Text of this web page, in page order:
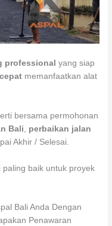
professional yang siap
cepat memanfaatkan alat
bersama permohonan
Bali
perbaikan jalan
Akhir / Selesai.
paling baik untuk proyek
Bali Anda Dengan
Penawaran